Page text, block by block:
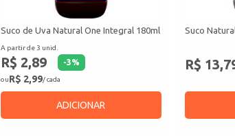
Suco de Uva Natural One Integral 180ml
A partir de 3 unid.
R$ 2,89 -3%
ouR$ 2,99/ cada
ADICIONAR
Suco
R$